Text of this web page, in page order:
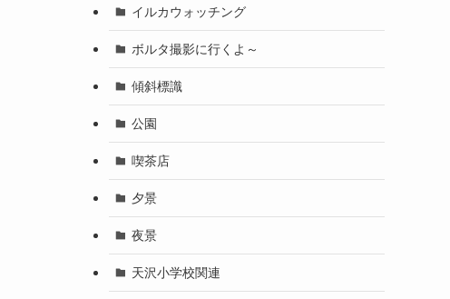
イルカウォッチング
ボルタ撮影に行くよ～
傾斜標識
公園
喫茶店
夕景
夜景
天沢小学校関連